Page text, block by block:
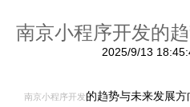
南京小程序开发的
2025/9/13
南京小程序开发的趋势与未来发展方